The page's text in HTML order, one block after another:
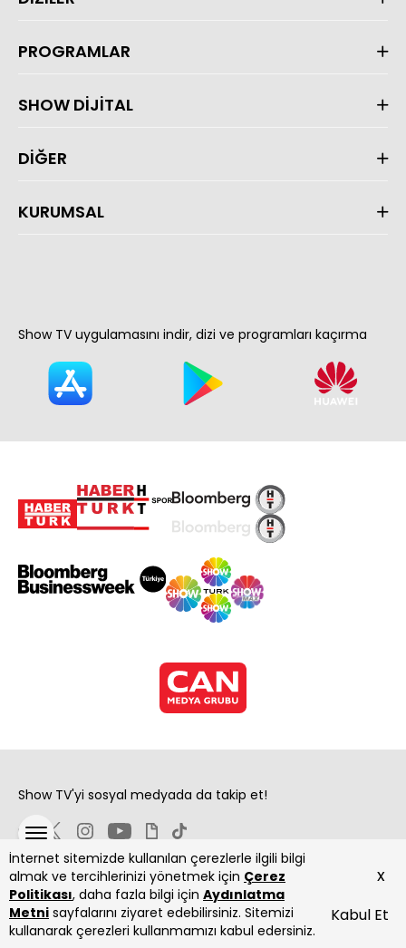
İnternet sitemizde kullanılan çerezlerle ilgili bilgi
almak ve tercihlerinizi yönetmek için Çerez
Politikası, daha fazla bilgi için Aydınlatma
Metni sayfalarını ziyaret edebilirsiniz. Sitemizi
kullanarak çerezleri kullanmamızı kabul edersiniz.
Kabul Et
x
PROGRAMLAR
SHOW DİJİTAL
DİĞER
KURUMSAL
Show TV uygulamasını indir, dizi ve programları kaçırma
Show TV'yi sosyal medyada da takip et!
Copyright 2026 Show Televizyon Yayıncılık A.Ş.